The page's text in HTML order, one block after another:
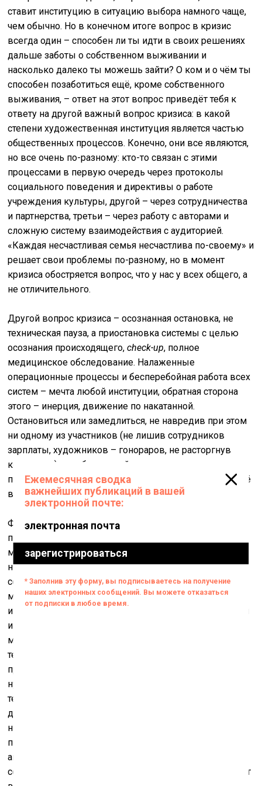
ставит институцию в ситуацию выбора намного чаще,
чем обычно. Но в конечном итоге вопрос в кризис
всегда один – способен ли ты идти в своих решениях
дальше заботы о собственном выживании и
насколько далеко ты можешь зайти? О ком и о чём ты
способен позаботиться ещё, кроме собственного
выживания, – ответ на этот вопрос приведёт тебя к
ответу на другой важный вопрос кризиса: в какой
степени художественная институция является частью
общественных процессов. Конечно, они все являются,
но все очень по-разному: кто-то связан с этими
процессами в первую очередь через протоколы
социального поведения и директивы о работе
учреждения культуры, другой – через сотрудничества
и партнерства, третьи – через работу с авторами и
сложную систему взаимодействия с аудиторией.
«Каждая несчастливая семья несчастлива по-своему» и
решает свои проблемы по-разному, но в момент
кризиса обостряется вопрос, что у нас у всех общего, а
не отличительного.
Другой вопрос кризиса – осознанная остановка, не
техническая пауза, а приостановка системы с целью
осознания происходящего,check-up, полное
медицинское обследование. Налаженные
операционные процессы и бесперебойная работа всех
систем – мечта любой институции, обратная сторона
этого – инерция, движение по накатанной.
Остановиться или замедлиться, не навредив при этом
ни одному из участников (не лишив сотрудников
зарплаты, художников – гонораров, не расторгнув
контракты), разобрать свой механизм на детали,
перетереть каждую, усомниться, если надо, и, если всё
в порядке, собрать заново.
ФондV-A-Cв довольно специфической ситуации,
потому что кризис пандемии застал нас как раз в
момент сборки механизма, который длится уже
несколько лет. Институции 10 лет, но мы находимся в
состоянии перехода из одного состояния в другое – из
медленного и номадического образа жизни к
институции с постоянной площадкой в центре Москвы
и сложной синтетической программой, собранной из
музыки, хореографии, визуального искусства, кино,
театра и большого спектра образовательной
программы. Наш механизм пересобирать было не
нужно, но нужно было проверить все теоретические
тезисы, которые были написаны на наших знамёнах, и
действовать размеренно и по плану оказалось
невозможным. Мы сейчас обсуждаем и
переделываем сезон открытия – больше местных
авторов, больше приглашённых институций,
сообществ и организаций – особенно тех, что страдают